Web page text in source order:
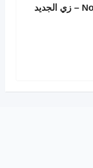
للبيع Nothing Phone (3a) Pro – زي الجديد